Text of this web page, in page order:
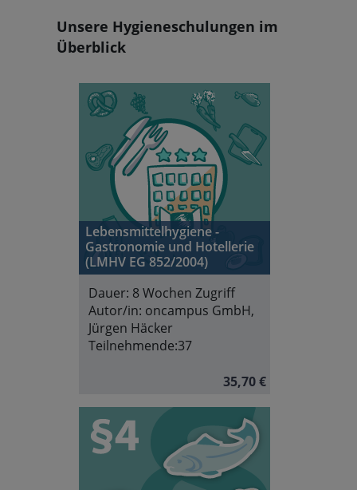
Unsere Hygieneschulungen im
Überblick
Lebensmittelhygiene -
Gastronomie und Hotellerie
(LMHV EG 852/2004)
Dauer: 8 Wochen Zugriff
Autor/in: oncampus GmbH,
Jürgen Häcker
Teilnehmende:37
35,70 €